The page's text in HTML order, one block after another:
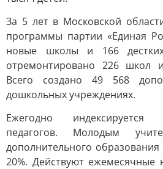
За 5 лет в Московской
программы партии «Единая
новые школы и 166
отремонтировано 226 школ
Всего создано 49 568
дошкольных учреждениях.
Ежегодно индексируется
педагогов. Молодым
дополнительного
20%. Действуют ежемесячные